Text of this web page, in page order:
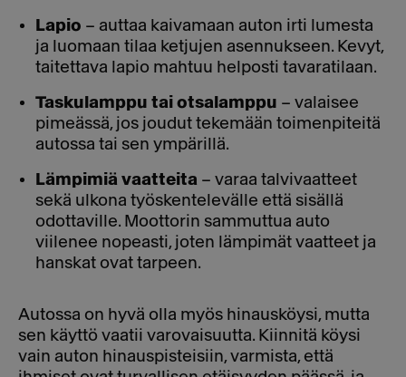
Lapio – auttaa kaivamaan auton irti lumesta
ja luomaan tilaa ketjujen asennukseen. Kevyt,
taitettava lapio mahtuu helposti tavaratilaan.
Taskulamppu tai otsalamppu – valaisee
pimeässä, jos joudut tekemään toimenpiteitä
autossa tai sen ympärillä.
Lämpimiä vaatteita – varaa talvivaatteet
sekä ulkona työskentelevälle että sisällä
odottaville. Moottorin sammuttua auto
viilenee nopeasti, joten lämpimät vaatteet ja
hanskat ovat tarpeen.
Autossa on hyvä olla myös hinausköysi, mutta
sen käyttö vaatii varovaisuutta. Kiinnitä köysi
vain auton hinauspisteisiin, varmista, että